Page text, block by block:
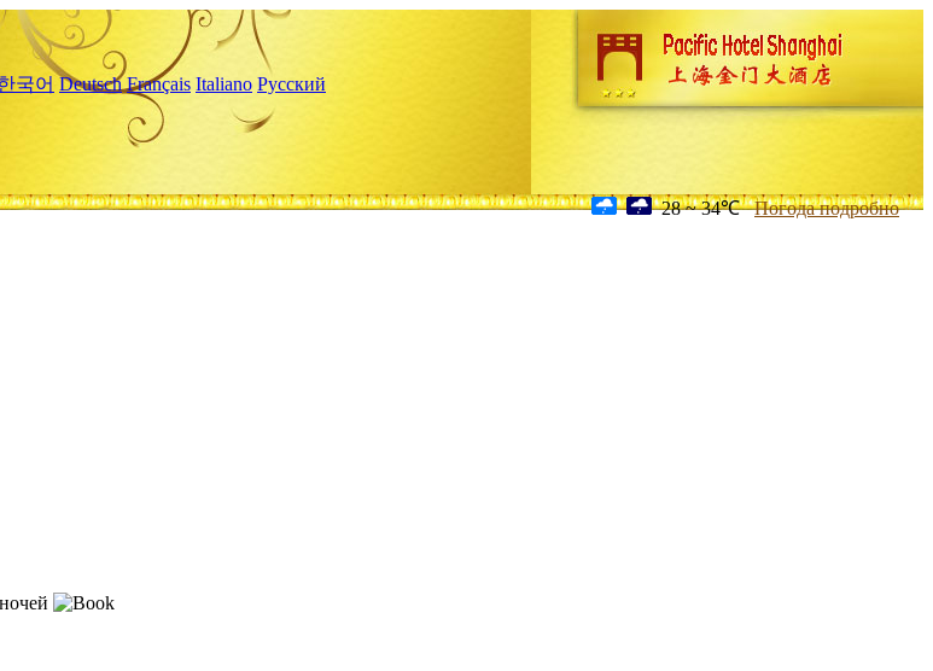
국어 Deutsch Français Italiano Русский
28 ~ 34℃ Погода подробно
ночей